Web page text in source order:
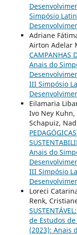
Simpósio
Adriane
Airton Adelar
CAMPANHAS
Anais do
III Simpósio
Eilamaria
Ivo Ney Kuhn,
Schapuiz,
Anais do
III Simpósio
Loreci
Renk,
SUSTENTÁVEL:
de Estudos
(2023): Anais